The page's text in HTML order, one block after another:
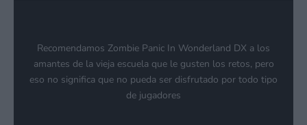
Recomendamos Zombie Panic In Wonderland DX a los
amantes de la vieja escuela que le gusten los retos, pero
eso no significa que no pueda ser disfrutado por todo tipo
de jugadores